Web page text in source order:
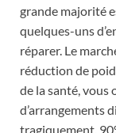
grande majorité
quelques-uns
réparer. Le
réduction de
de la santé, vous
d’arrangements
tragiquement,